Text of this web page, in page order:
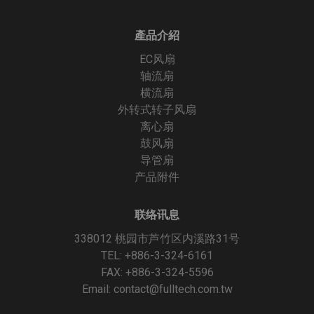
產品介紹
EC风扇
轴流扇
横流扇
外转式转子风扇
离心扇
鼓风扇
导管扇
产品附件
联络讯息
338012 桃园市芦竹区内溪路31号
TEL: +886-3-324-6161
FAX: +886-3-324-5596
Email: contact@fulltech.com.tw